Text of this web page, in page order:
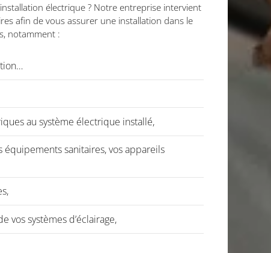
électrique ? Notre entreprise intervient
afin de vous assurer une installation dans le
notamment :
au système électrique installé,
sanitaires, vos appareils
vos systèmes d’éclairage,